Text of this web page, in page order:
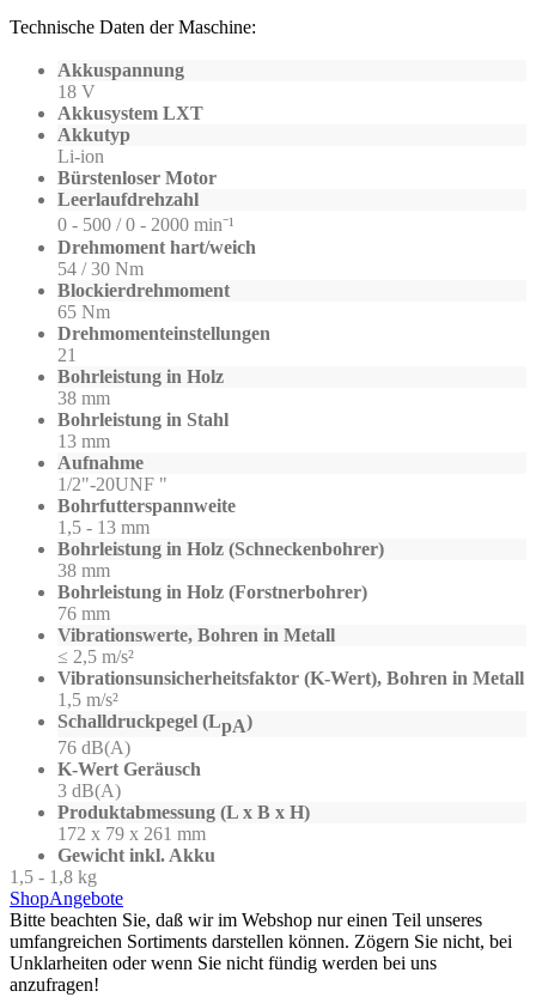
Technische Daten der Maschine:
Akkuspannung
18 V
Akkusystem LXT
Akkutyp
Li-ion
Bürstenloser Motor
Leerlaufdrehzahl
0 - 500 / 0 - 2000 min⁻¹
Drehmoment hart/weich
54 / 30 Nm
Blockierdrehmoment
65 Nm
Drehmomenteinstellungen
21
Bohrleistung in Holz
38 mm
Bohrleistung in Stahl
13 mm
Aufnahme
1/2"-20UNF "
Bohrfutterspannweite
1,5 - 13 mm
Bohrleistung in Holz (Schneckenbohrer)
38 mm
Bohrleistung in Holz (Forstnerbohrer)
76 mm
Vibrationswerte, Bohren in Metall
≤ 2,5 m/s²
Vibrationsunsicherheitsfaktor (K-Wert), Bohren in Metall
1,5 m/s²
Schalldruckpegel (LpA)
76 dB(A)
K-Wert Geräusch
3 dB(A)
Produktabmessung (L x B x H)
172 x 79 x 261 mm
Gewicht inkl. Akku
1,5 - 1,8 kg
ShopAngebote
Bitte beachten Sie, daß wir im Webshop nur einen Teil unseres
umfangreichen Sortiments darstellen können. Zögern Sie nicht, bei
Unklarheiten oder wenn Sie nicht fündig werden bei uns
anzufragen!